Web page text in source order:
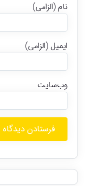
نام (الزامی)
ایمیل (الزامی)
وب‌سایت